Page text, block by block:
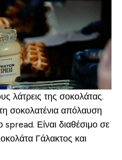
λάτρεις της σοκολάτας.
σοκολατένια απόλαυση
Είναι διαθέσιμο σε
Γάλακτος και